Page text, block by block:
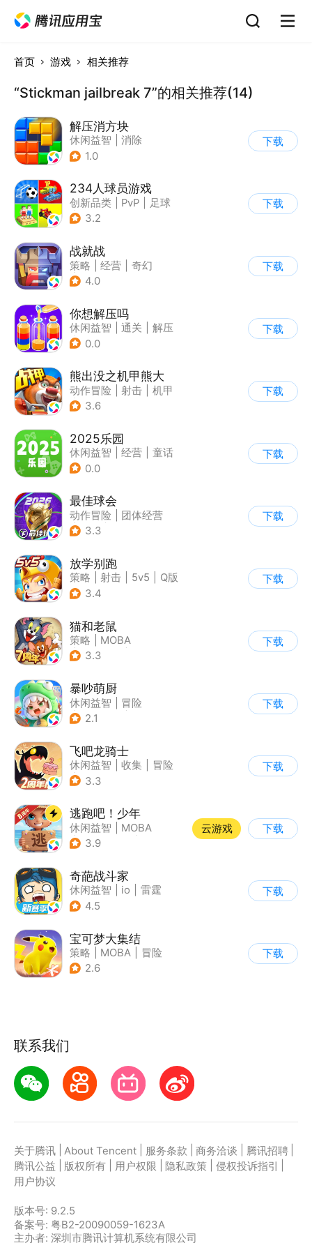
首页 游戏 相关推荐
“Stickman jailbreak 7”的相关推荐(14)
解压消方块
休闲益智
消除
1.0
下载
234人球员游戏
创新品类 PvP
足球
| 千人同屏
3.2
下载
战就战
策略 经营
奇幻
| 欧美风
4.0
下载
你想解压吗
休闲益智 通关
解压
| 卡通
0.0
下载
熊出没之机甲熊大
动作冒险 射击
机甲
| 熊出没
3.6
下载
2025乐园
休闲益智 经营
童话
| 卡通
0.0
下载
最佳球会
动作冒险
团体经营
| 足球
3.3
下载
放学别跑
策略 射击 5v5
Q版
3.4
下载
猫和老鼠
策略
MOBA
| 动漫改编
3.3
下载
暴吵萌厨
休闲益智
冒险
| 派对游戏
2.1
下载
飞吧龙骑士
休闲益智 收集
冒险
| 宠物
3.3
下载
逃跑吧！少年
休闲益智
MOBA
| 非对称竞技
3.9
云游戏 下载
奇葩战斗家
休闲益智 io
雷霆
4.5
下载
宝可梦大集结
策略 MOBA
冒险
| 精灵宝可梦
2.6
下载
联系我们
关于腾讯 About Tencent 服务条款 商务洽谈 腾讯招聘
腾讯公益
版权所有 用户权限 隐私政策 侵权投诉指引
用户协议
版本号: 9.2.5
备案号: 粤B2-20090059-1623A
主办者: 深圳市腾讯计算机系统有限公司